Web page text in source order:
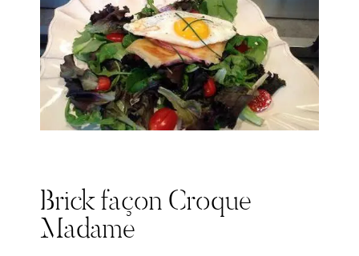
Brick façon Croque
Madame